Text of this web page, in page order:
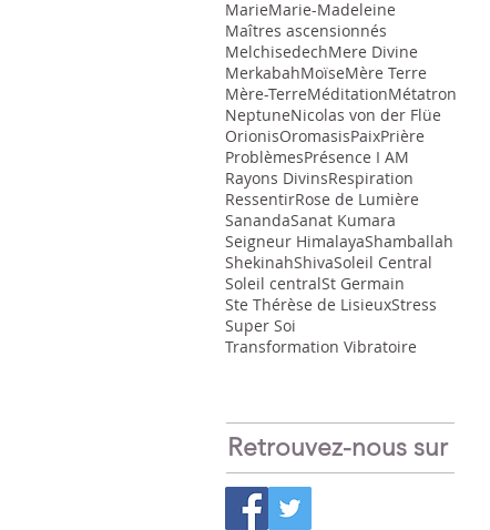
MarieMarie-Madeleine
Maîtres ascensionnés
MelchisedechMere Divine
MerkabahMoïseMère Terre
Mère-TerreMéditationMétatron
NeptuneNicolas von der Flüe
OrionisOromasisPaixPrière
ProblèmesPrésence I AM
Rayons DivinsRespiration
RessentirRose de Lumière
SanandaSanat Kumara
Seigneur HimalayaShamballah
ShekinahShivaSoleil Central
Soleil centralSt Germain
Ste Thérèse de LisieuxStress
Super Soi
Transformation Vibratoire
Retrouvez-nous sur